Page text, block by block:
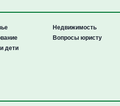
дети
Недвижимость
Вопросы юристу